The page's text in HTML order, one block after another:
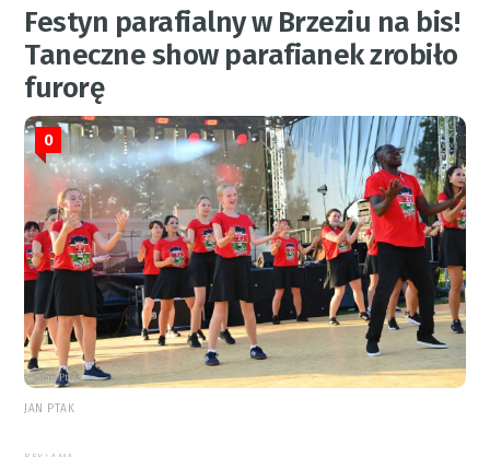
Festyn parafialny w Brzeziu na bis!
Taneczne show parafianek zrobiło
furorę
0
JAN PTAK